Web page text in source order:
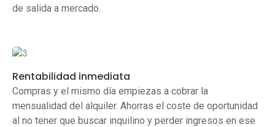
de salida a mercado.
Rentabilidad inmediata
Compras y el mismo día empiezas a cobrar la
mensualidad del alquiler. Ahorras el coste de oportunidad
al no tener que buscar inquilino y perder ingresos en ese